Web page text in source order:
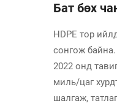
Бат бөх
HDPE тор
сонгож
2022 онд
миль/цаг
шалгаж,